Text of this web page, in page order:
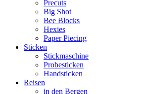
Precuts
Big Shot
Bee Blocks
Hexies
Paper Piecing
Sticken
Stickmaschine
Probesticken
Handsticken
Reisen
in den Bergen